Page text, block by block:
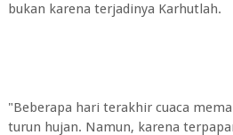
bukan karena terjadinya Karhutlah.
"Beberapa hari terakhir cuaca
turun hujan. Namun, karena